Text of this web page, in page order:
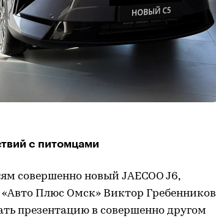
с питомцами
совершенно новый JAECOO J6,
Плюс Омск» Виктор Гребенников
презентацию в совершенно другом